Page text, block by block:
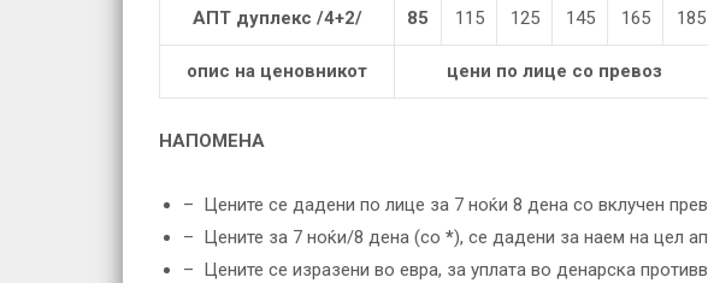
АПТ дуплекс /4+2/ 85 115 125 145 165 185
опис на ценовникот цени по лице со превоз
НАПОМЕНА
– Цените се дадени по лице за 7 ноќи 8 дена со вклучен
– Цените за 7 ноќи/8 дена (со *), се дадени за наем на цел
– Цените се изразени во евра, за уплата во денарска